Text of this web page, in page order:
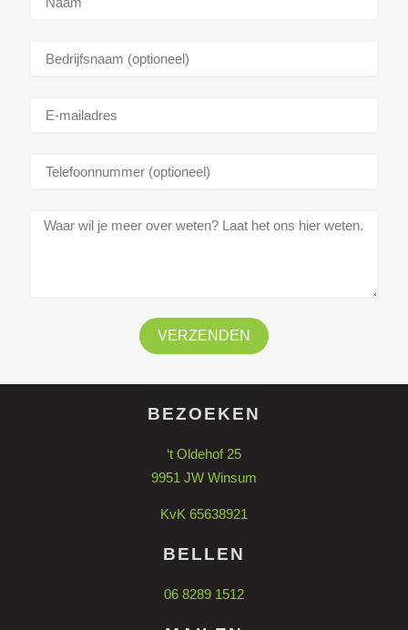
VERZENDEN
BEZOEKEN
‘t Oldehof 25
9951 JW Winsum
KvK 65638921
BELLEN
06 8289 1512